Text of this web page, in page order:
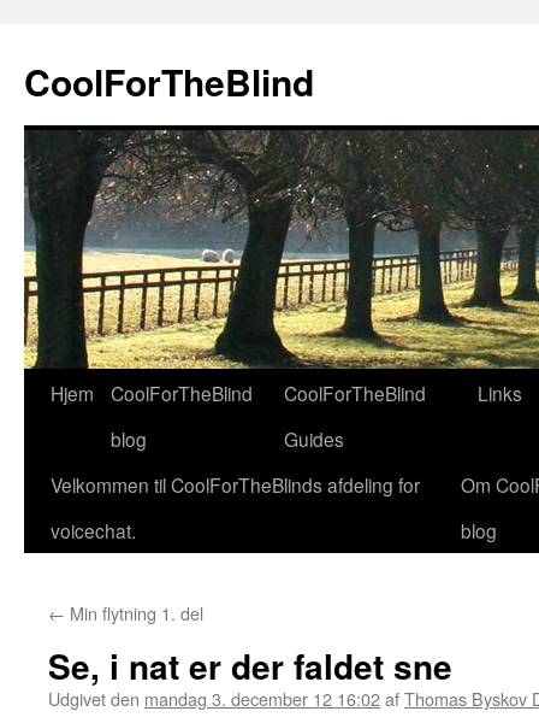
indhold
CoolForTheBlind
Hjem
CoolForTheBlind
blog
CoolForTheBlind
Guides
Links
Velkommen til CoolForTheBlinds afdeling for
voicechat.
Om
blog
← Min flytning 1. del
Se, i nat er der faldet sne
Udgivet den mandag 3. december 12 16:02afThomas Byskov